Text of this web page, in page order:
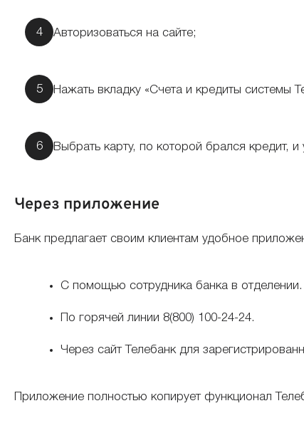
Авторизоваться на сайте;
Нажать вкладку «Счета и кредиты системы
Выбрать карту, по которой брался кредит,
Через приложение
Банк предлагает своим клиентам удобное
С помощью сотрудника банка в отделении.
По горячей линии 8(800) 100-24-24.
Через сайт Телебанк для
Приложение полностью копирует функционал